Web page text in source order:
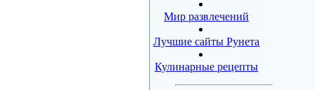
Мир развлечений
Лучшие сайты Рунета
Кулинарные рецепты